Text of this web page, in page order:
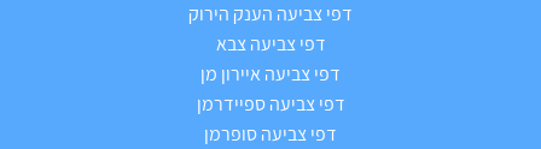
דפי צביעה הענק הירוק
דפי צביעה צבא
דפי צביעה איירון מן
דפי צביעה ספיידרמן
דפי צביעה סופרמן